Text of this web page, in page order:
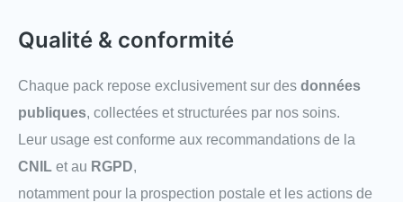
Qualité & conformité
Chaque pack repose exclusivement sur des données
publiques, collectées et structurées par nos soins.
Leur usage est conforme aux recommandations de la
CNIL et au RGPD,
notamment pour la prospection postale et les actions de